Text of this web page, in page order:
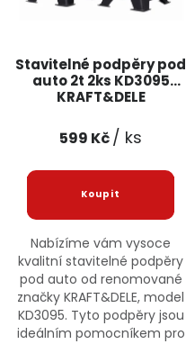
Stavitelné podpěry pod
auto 2t 2ks KD3095
KRAFT&DELE
599 Kč/ ks
Nabízíme vám vysoce
kvalitní stavitelné podpěry
pod auto od renomované
značky KRAFT&DELE, model
KD3095. Tyto podpěry jsou
ideálním pomocníkem pro